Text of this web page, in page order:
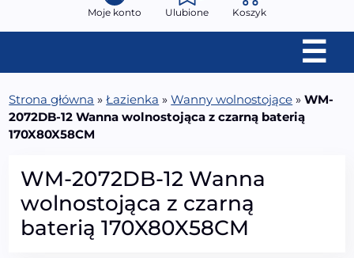
Moje konto Ulubione
Koszyk
☰
Strona główna »Łazienka »Wanny wolnostojące »WM-
2072DB-12 Wanna wolnostojąca z czarną baterią
170X80X58CM
WM-2072DB-12 Wanna
wolnostojąca z czarną
baterią 170X80X58CM